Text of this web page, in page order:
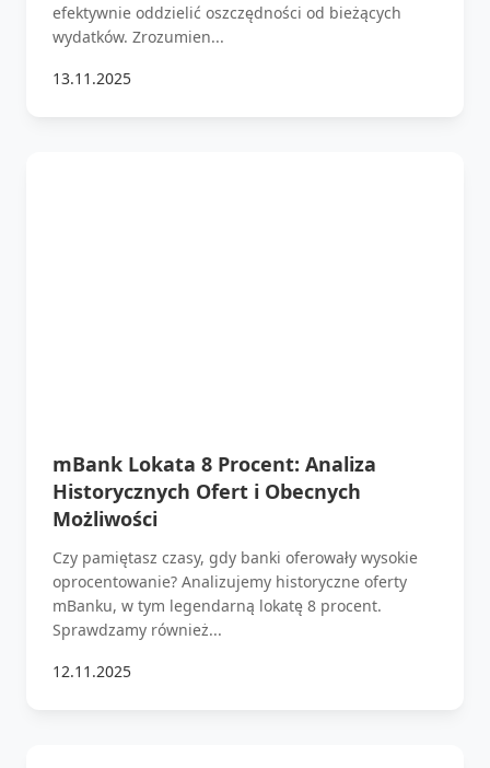
efektywnie oddzielić oszczędności od bieżących
wydatków. Zrozumien...
13.11.2025
mBank Lokata 8 Procent: Analiza
Historycznych Ofert i Obecnych
Możliwości
Czy pamiętasz czasy, gdy banki oferowały wysokie
oprocentowanie? Analizujemy historyczne oferty
mBanku, w tym legendarną lokatę 8 procent.
Sprawdzamy również...
12.11.2025